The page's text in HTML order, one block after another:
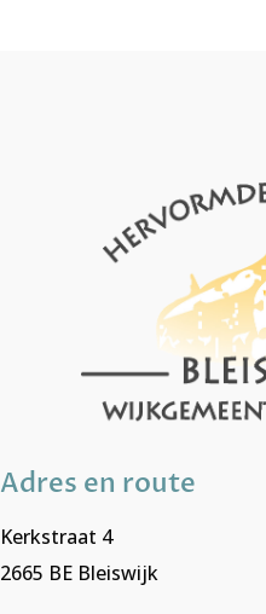
Adres en route
Kerkstraat 4
2665 BE Bleiswijk